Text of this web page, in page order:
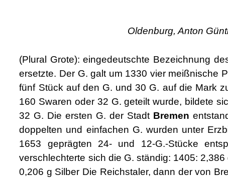
Oldenburg, Anton
(Plural Grote): eingedeutschte Bezeichnung
ersetzte. Der G. galt um 1330 vier meißnische
fünf Stück auf den G. und 30 G. auf die Mark
160 Swaren oder 32 G. geteilt wurde, bildete
32 G. Die ersten G. der Stadt Bremen
doppelten und einfachen G. wurden unter
1653 geprägten 24- und 12-G.-Stücke
verschlechterte sich die G. ständig: 1405:
0,206 g Silber Die Reichstaler, dann der von